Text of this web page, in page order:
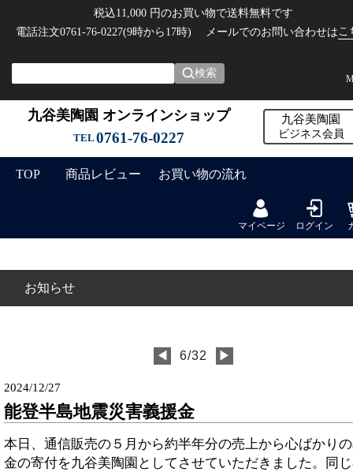
税込11,000 円のお買い物で送料無料です
電話注文0761-76-0227(9時から17時)
メールでのお問い合わせはこ
検索
九谷美陶園 オンラインショップ
TEL 0761-76-0227
九谷美陶園
ビジネス会員
TOP 商品レビュー お買い物の流れ
マイページ ログイン
お知らせ
◀ 6/32 ▶
2024/12/27
能登半島地震災害義援金
本日、通信販売の５月から約半年分の売上から心ばかり
金の寄付を九谷美陶園としてさせていただきました。同